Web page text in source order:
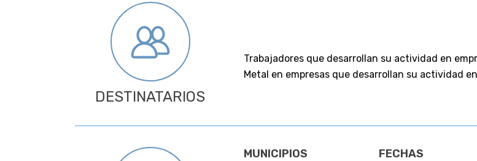
DESTINATARIOS
Trabajadores que desarrollan su actividad en
Metal en empresas que desarrollan su actividad
MUNICIPIOS FECHAS